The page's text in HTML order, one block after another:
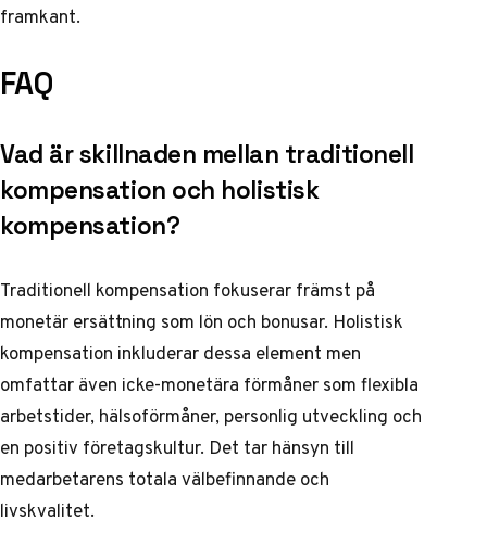
framkant.
FAQ
Vad är skillnaden mellan traditionell
kompensation och holistisk
kompensation?
Traditionell kompensation fokuserar främst på
monetär ersättning som lön och bonusar. Holistisk
kompensation inkluderar dessa element men
omfattar även icke-monetära förmåner som flexibla
arbetstider, hälsoförmåner, personlig utveckling och
en positiv företagskultur. Det tar hänsyn till
medarbetarens totala välbefinnande och
livskvalitet.